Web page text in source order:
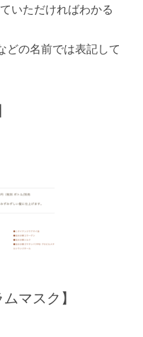
いただければわかる
どの名前では表記して
ムマスク】